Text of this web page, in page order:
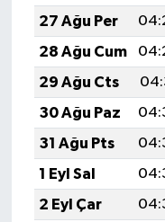
27 Ağu Per
28 Ağu Cum
29 Ağu Cts
30 Ağu Paz
31 Ağu Pts
1 Eyl Sal
2 Eyl Çar